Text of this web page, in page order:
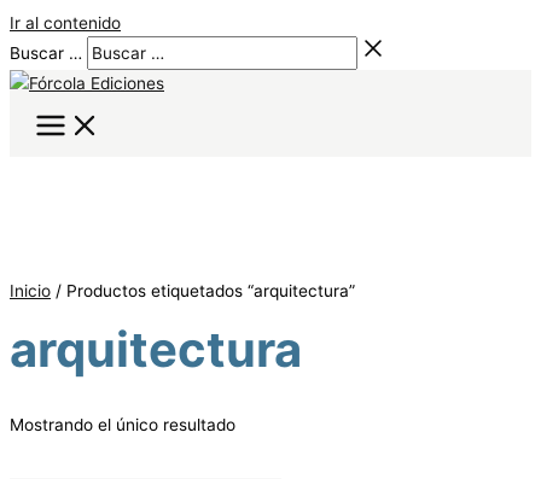
Ir al contenido
Buscar …
Inicio / Productos etiquetados “arquitectura”
arquitectura
Mostrando el único resultado